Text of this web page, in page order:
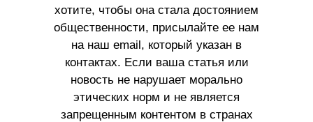
хотите, чтобы она стала достоянием
общественности, присылайте ее нам
на наш email, который указан в
контактах. Если ваша статья или
новость не нарушает морально
этических норм и не является
запрещенным контентом в странах